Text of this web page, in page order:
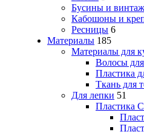
Бусины и винтаж
Кабошоны и
Ресницы 6
Материалы 185
Материалы для
Волосы
Пластика
Ткань для
Для лепки 51
Пластика